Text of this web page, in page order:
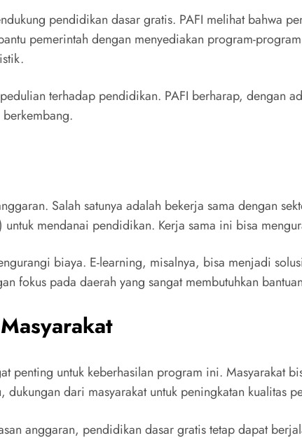
pendidikan dasar gratis. PAFI melihat bahwa
pemerintah dengan menyediakan program-
terhadap pendidikan. PAFI berharap, dengan
Salah satunya adalah bekerja sama dengan
mendanai pendidikan. Kerja sama ini bisa
biaya. E-learning, misalnya, bisa menjadi
fokus pada daerah yang sangat membutuhkan
penting untuk keberhasilan program ini. Masyarakat
dari masyarakat untuk peningkatan kualitas
anggaran, pendidikan dasar gratis tetap dapat